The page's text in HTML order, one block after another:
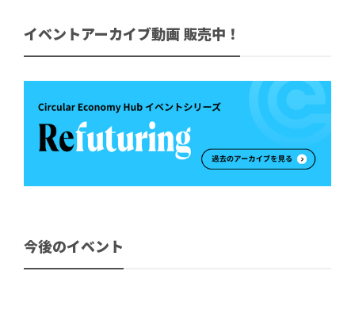
イベントアーカイブ動画 販売中！
今後のイベント